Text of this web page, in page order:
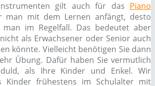
gilt auch für das Piano
man mit dem Lernen anfängt, desto
im Regelfall. Das bedeutet aber
als Erwachsener oder Senior auch
könnte. Vielleicht benötigen Sie dann
Übung. Dafür haben Sie vermutlich
als Ihre Kinder und Enkel. Wir
Kinder frühestens im Schulalter mit